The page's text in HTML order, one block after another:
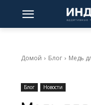
Домой Блог Медь
Блог Новости